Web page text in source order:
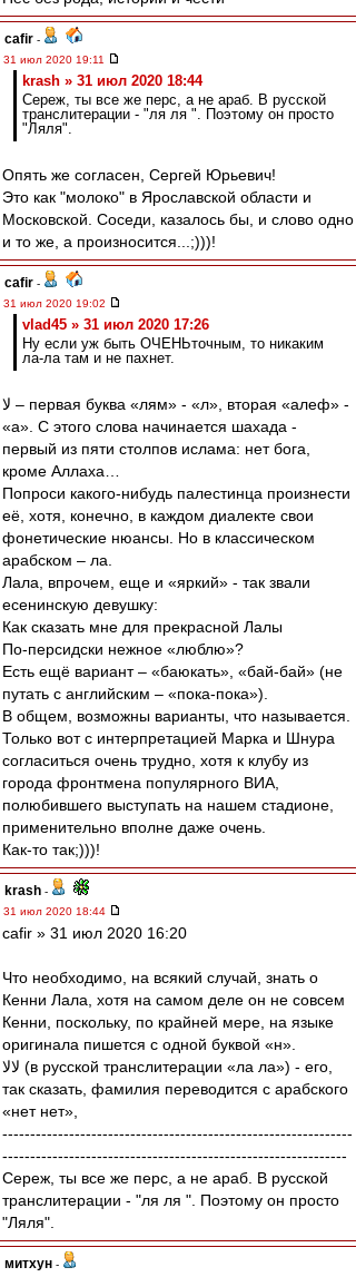
cafir -
31 июл 2020 19:11
krash » 31 июл 2020 18:44
Сереж, ты все же перс, а не араб. В русской
транслитерации - "ля ля ". Поэтому он просто
"Ляля".
Опять же согласен, Сергей Юрьевич!
Это как "молоко" в Ярославской области и
Московской. Соседи, казалось бы, и слово одно
и то же, а произносится...;)))!
cafir -
31 июл 2020 19:02
vlad45 » 31 июл 2020 17:26
Ну если уж быть ОЧЕНЬточным, то никаким
ла-ла там и не пахнет.
لا – первая буква «лям» - «л», вторая «алеф» -
«а». С этого слова начинается шахада -
первый из пяти столпов ислама: нет бога,
кроме Аллаха…
Попроси какого-нибудь палестинца произнести
её, хотя, конечно, в каждом диалекте свои
фонетические нюансы. Но в классическом
арабском – ла.
Лала, впрочем, еще и «яркий» - так звали
есенинскую девушку:
Как сказать мне для прекрасной Лалы
По-персидски нежное «люблю»?
Есть ещё вариант – «баюкать», «бай-бай» (не
путать с английским – «пока-пока»).
В общем, возможны варианты, что называется.
Только вот с интерпретацией Марка и Шнура
согласиться очень трудно, хотя к клубу из
города фронтмена популярного ВИА,
полюбившего выступать на нашем стадионе,
применительно вполне даже очень.
Как-то так;)))!
krash -
31 июл 2020 18:44
cafir » 31 июл 2020 16:20
Что необходимо, на всякий случай, знать о
Кенни Лала, хотя на самом деле он не совсем
Кенни, поскольку, по крайней мере, на языке
оригинала пишется с одной буквой «н».
لالا (в русской транслитерации «ла ла») - его,
так сказать, фамилия переводится с арабского
«нет нет»,
---------------------------------------------------------------
--------------------------------------------------------------
Сереж, ты все же перс, а не араб. В русской
транслитерации - "ля ля ". Поэтому он просто
"Ляля".
митхун -